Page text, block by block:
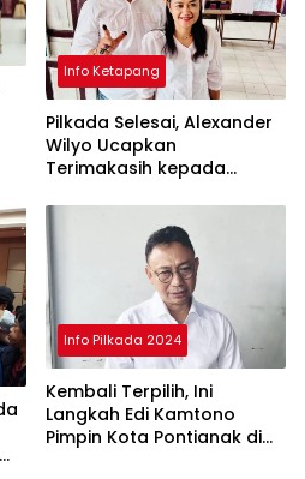
Info Ketapang
Pilkada Selesai, Alexander
Wilyo Ucapkan
Terimakasih kepada
Info Pilkada 2024
Kembali Terpilih, Ini
Langkah Edi Kamtono
Pimpin Kota Pontianak di